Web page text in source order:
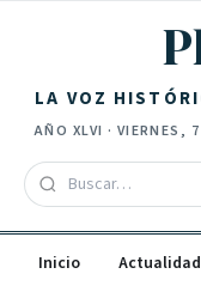
LA VOZ
AÑO XLVI · VIERNES,
Inicio Actualidad